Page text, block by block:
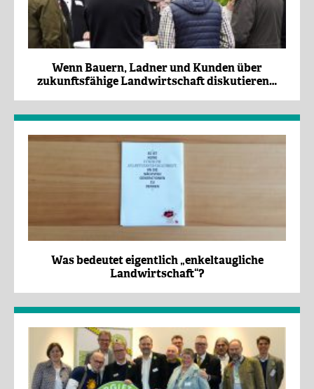
Wenn Bauern, Ladner und Kunden über
zukunftsfähige Landwirtschaft diskutieren…
Was bedeutet eigentlich „enkeltaugliche
Landwirtschaft“?